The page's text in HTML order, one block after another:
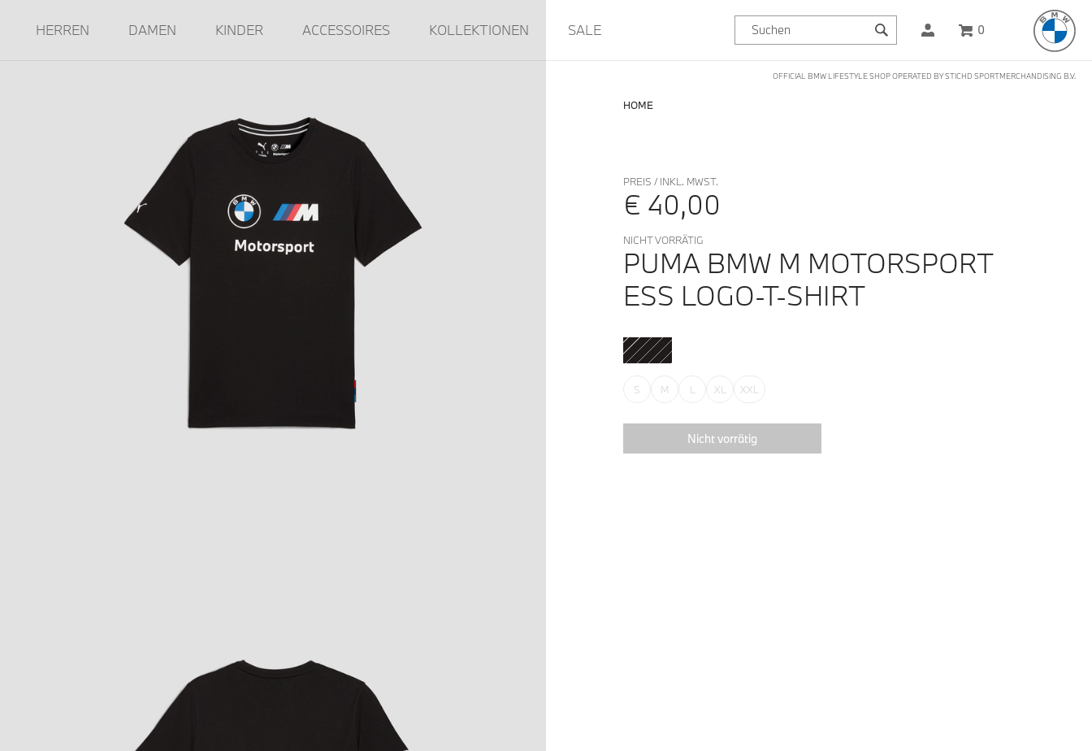
HERREN DAMEN KINDER ACCESSOIRES KOLLEKTIONEN SALE 0
OFFICIAL BMW LIFESTYLE SHOP OPERATED BY STICHD SPORTMERCHANDISING B.V.
HOME
PREIS / INKL. MWST.
€ 40,00
NICHT VORRÄTIG
PUMA BMW M MOTORSPORT
ESS LOGO-T-SHIRT
S M L XL XXL
Nicht vorrätig